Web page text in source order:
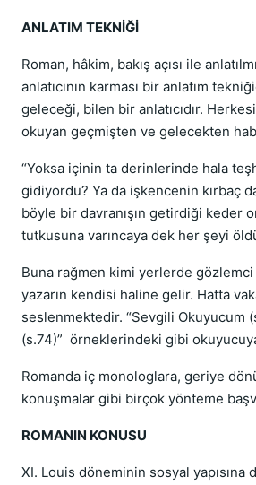
ANLATIM TEKNİĞİ
Roman, hâkim, bakış açısı ile
anlatıcının karması bir anlatım
geleceği, bilen bir anlatıcıdır.
okuyan geçmişten ve gelecekten
“Yoksa içinin ta derinlerinde hala
gidiyordu? Ya da işkencenin kırbaç
böyle bir davranışın getirdiği keder
tutkusuna varıncaya dek her şeyi
Buna rağmen kimi yerlerde gözlemci
yazarın kendisi haline gelir. Hatta
seslenmektedir. “Sevgili Okuyucum
(s.74)” örneklerindeki gibi
Romanda iç monologlara, geriye
konuşmalar gibi birçok yönteme
ROMANIN KONUSU
XI. Louis döneminin sosyal yapısına